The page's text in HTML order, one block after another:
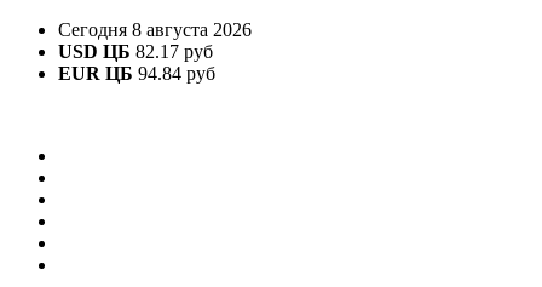
Сегодня 8 августа 2026
USD ЦБ 82.17 руб
EUR ЦБ 94.84 руб